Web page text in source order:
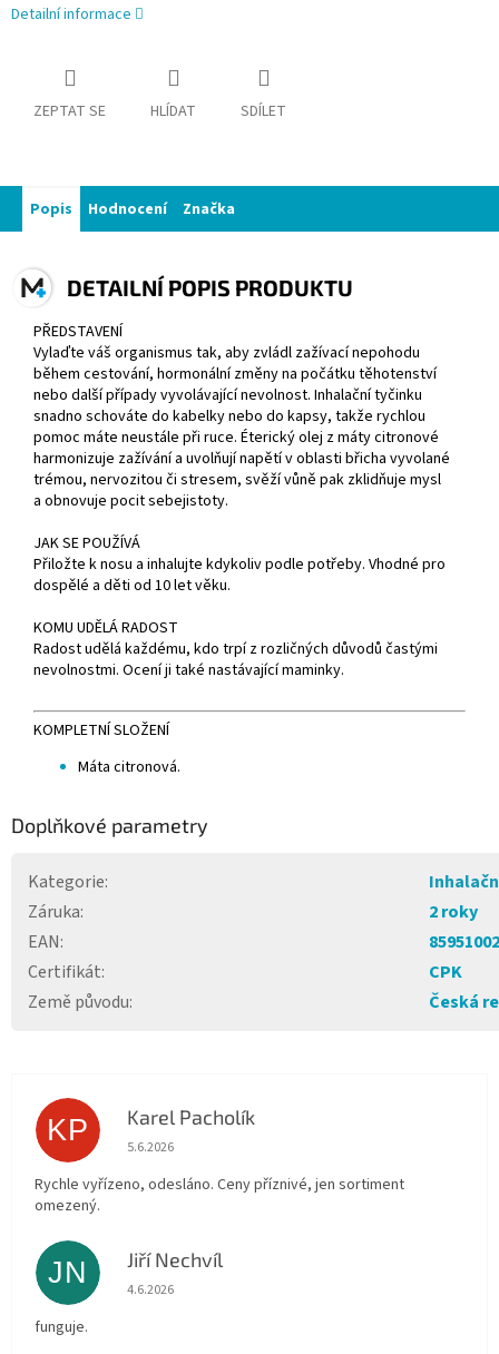
Detailní informace
ZEPTAT SE HLÍDAT SDÍLET
Popis Hodnocení Značka
DETAILNÍ POPIS PRODUKTU
PŘEDSTAVENÍ
Vylaďte váš organismus tak, aby zvládl zažívací nepohodu
během cestování, hormonální změny na počátku těhotenství
nebo další případy vyvolávající nevolnost. Inhalační tyčinku
snadno schováte do kabelky nebo do kapsy, takže rychlou
pomoc máte neustále při ruce. Éterický olej z máty citronové
harmonizuje zažívání a uvolňují napětí v oblasti břicha vyvolané
trémou, nervozitou či stresem, svěží vůně pak zklidňuje mysl
a obnovuje pocit sebejistoty.
JAK SE POUŽÍVÁ
Přiložte k nosu a inhalujte kdykoliv podle potřeby. Vhodné pro
dospělé a děti od 10 let věku.
KOMU UDĚLÁ RADOST
Radost udělá každému, kdo trpí z rozličných důvodů častými
nevolnostmi. Ocení ji také nastávající maminky.
KOMPLETNÍ SLOŽENÍ
Máta citronová.
Doplňkové parametry
Kategorie:
Záruka:
2 roky
EAN:
Certifikát:
CPK
Země původu: Česká
KP Karel Pacholík
Hodnocení obchodu je 4 z 5 hvězdiček.
5.6.2026
Rychle vyřízeno, odesláno. Ceny příznivé, jen sortiment
omezený.
JN Jiří Nechvíl
Hodnocení obchodu je 5 z 5 hvězdiček.
4.6.2026
funguje.